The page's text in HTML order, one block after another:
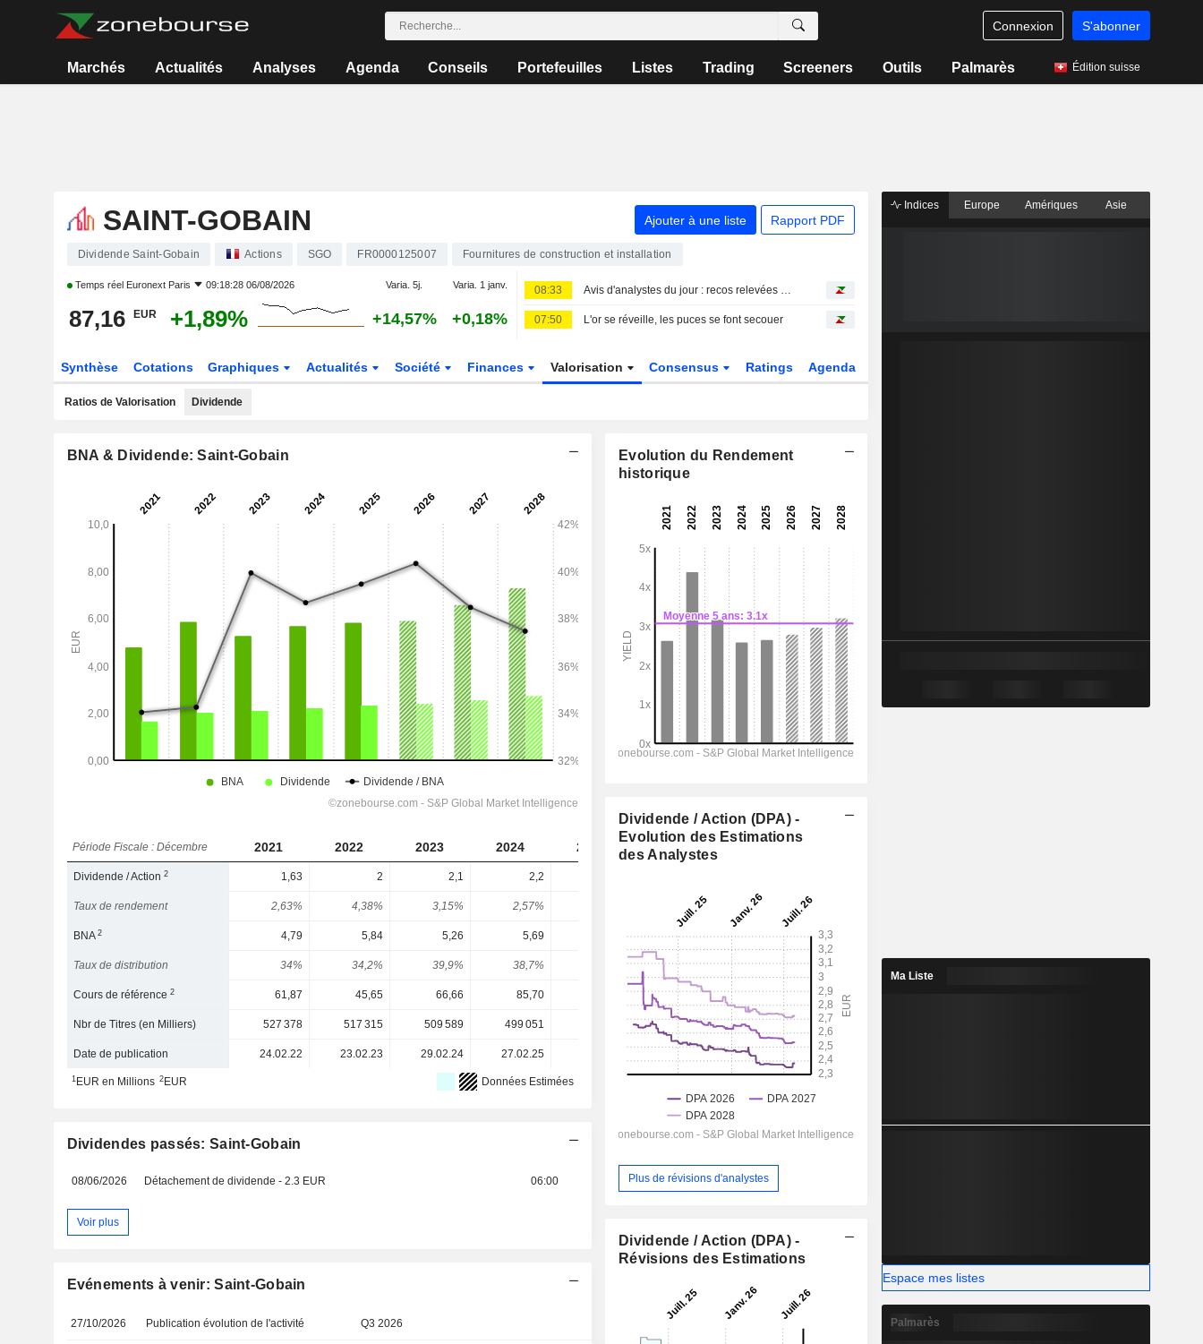
Connexion S'abonner
Marchés Actualités Analyses Agenda Conseils Portefeuilles Listes Trading Screeners Outils Palmarès Édition suisse
SAINT-GOBAIN Ajouter à une liste Rapport PDF
Dividende Saint-Gobain Actions SGO FR0000125007 Fournitures de construction et installation
Temps réel Euronext Paris 09:18:28 06/08/2026 Varia. 5j. Varia. 1 janv.
87,16 EUR +1,89% +14,57% +0,18%
08:33 Avis d'analystes du jour : recos relevées sur L'Oréal et Clariant
07:50 L'or se réveille, les puces se font secouer
Synthèse Cotations Graphiques Actualités Société Finances Valorisation Consensus Ratings Agenda
Ratios de Valorisation Dividende
BNA & Dividende: Saint-Gobain
Période Fiscale : Décembre 2021 2022 2023 2024 2025 2026
Dividende / Action2 1,63 2 2,1 2,2
Taux de rendement 2,63% 4,38% 3,15% 2,57% 2,78% 2,96%
BNA2 4,79 5,84 5,26 5,69 5,903 6,583
Taux de distribution 34% 34,2% 39,9% 38,7% 40,3% 38,5%
Cours de référence2 61,87 45,65 66,66 85,70 85,54 85,54 85,54
Nbr de Titres (en Milliers) 527 378 517 315 509 589 499 051 489 226 -
Date de publication 24.02.22 23.02.23 29.02.24 27.02.25 - -
1EUR en Millions 2EUR Données Estimées
Dividendes passés: Saint-Gobain
08/06/2026 Détachement de dividende - 2.3 EUR 06:00
Voir plus
Evénements à venir: Saint-Gobain
27/10/2026 Publication évolution de l'activité Q3 2026
Evolution du Rendement
historique
Dividende / Action (DPA) -
Evolution des Estimations
des Analystes
Plus de révisions d'analystes
Dividende / Action (DPA) -
Révisions des Estimations
Indices Europe Amériques Asie
Ma Liste
Espace mes listes
Palmarès